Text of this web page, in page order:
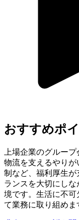
おすすめポ
上場企業のグルー
物流を支えるやりが
制など、福利厚生
ランスを大切にし
境です。生活に不
て業務に取り組めま